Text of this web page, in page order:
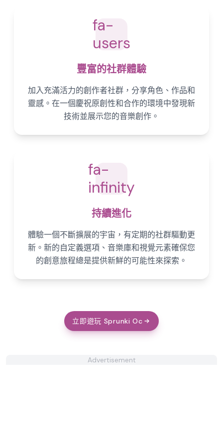
fa-
users
豐富的社群體驗
加入充滿活力的創作者社群，分享角色、作品和
靈感。在一個慶祝原創性和合作的環境中發現新
技術並展示您的音樂創作。
fa-
infinity
持續進化
體驗一個不斷擴展的宇宙，有定期的社群驅動更
新。新的自定義選項、音樂庫和視覺元素確保您
的創意旅程總是提供新鮮的可能性來探索。
立即遊玩 Sprunki Oc
Advertisement